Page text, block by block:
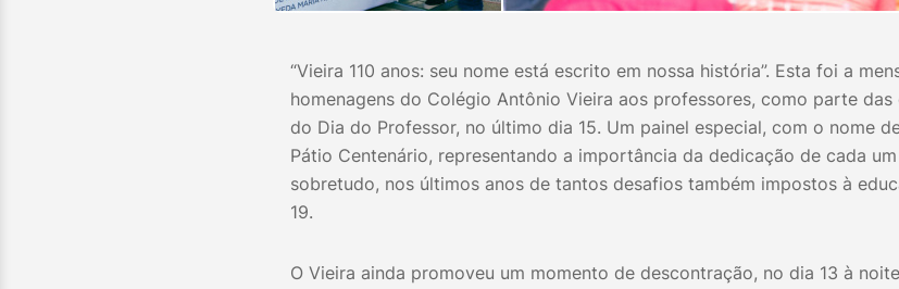
“Vieira 110 anos: seu nome está escrito em nossa história”. Esta foi a
homenagens do Colégio Antônio Vieira aos professores, como parte
do Dia do Professor, no último dia 15. Um painel especial, com o nome
Pátio Centenário, representando a importância da dedicação de cada
sobretudo, nos últimos anos de tantos desafios também impostos à
19.
O Vieira ainda promoveu um momento de descontração, no dia 13 à